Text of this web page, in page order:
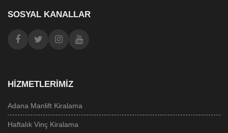
SOSYAL KANALLAR
HIZMETLERIMIZ
Adana Manlift Kiralama
Haftalık Vinç Kiralama